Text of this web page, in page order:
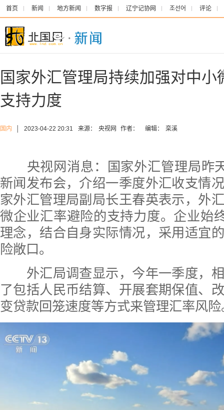
首页 新闻 地方新闻 数字报 辽宁记协网 조선어 评论
国家外汇管理局持续加强对中小
支持力度
国内 2023-04-22 20:31 来源： 央视网 作者： 编辑： 栾溪
央视网消息：国家外汇管理局昨
新闻发布会，介绍一季度外汇收支情
家外汇管理局副局长王春英表示，外
微企业汇率避险的支持力度。企业始
理念，结合自身实际情况，采用适宜
险敞口。
外汇局调查显示，今年一季度，相
了包括人民币结算、开展套期保值、
变贷款回笼速度等方式来管理汇率风险